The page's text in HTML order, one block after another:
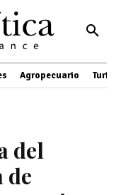
Agropecuario
del
de